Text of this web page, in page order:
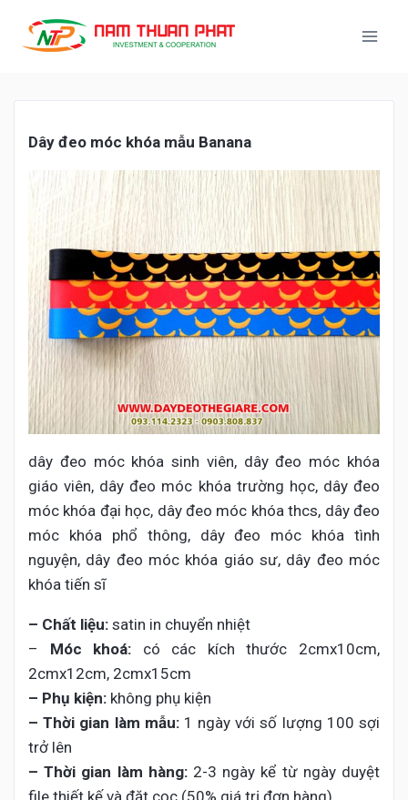
Dây đeo móc khóa mẫu Banana
dây đeo móc khóa sinh viên, dây đeo móc khóa
giáo viên, dây đeo móc khóa trường học, dây đeo
móc khóa đại học, dây đeo móc khóa thcs, dây đeo
móc khóa phổ thông, dây đeo móc khóa tình
nguyện, dây đeo móc khóa giáo sư, dây đeo móc
khóa tiến sĩ
– Chất liệu: satin in chuyển nhiệt
– Móc khoá: có các kích thước 2cmx10cm,
2cmx12cm, 2cmx15cm
– Phụ kiện: không phụ kiện
– Thời gian làm mẫu:1 ngày với số lượng 100 sợi
trở lên
– Thời gian làm hàng:2-3 ngày kể từ ngày duyệt
file thiết kế và đặt cọc (50% giá trị đơn hàng)